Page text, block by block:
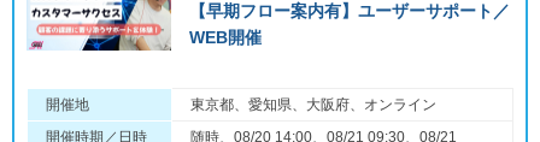
【早期フロー案内有】ユーザーサポート／
WEB開催
開催地
東京都、愛知県、大阪府、オンライン
開催時期／日時
随時、08/20 14:00、08/21 09:30、08/21